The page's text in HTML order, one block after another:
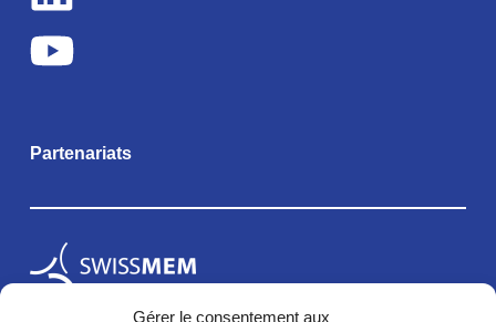
Gérer le consentement aux
Partenariats